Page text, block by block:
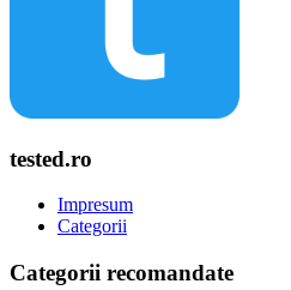
tested.ro
Impresum
Categorii
Categorii recomandate